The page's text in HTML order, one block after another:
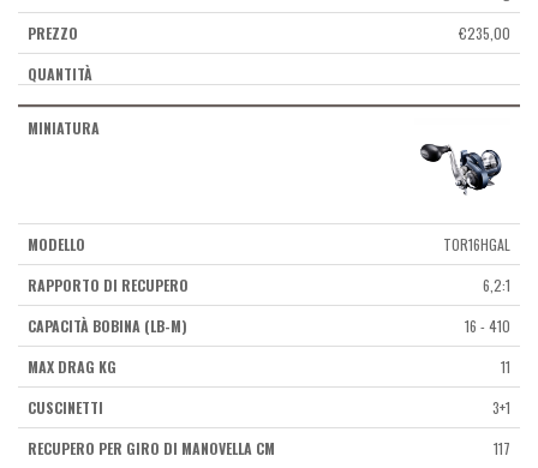
€235,00
TOR16HGAL
6,2:1
16 - 410
11
3+1
117